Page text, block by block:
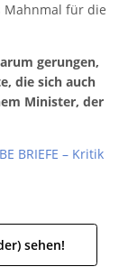
Mahnmal für die
gerungen,
die sich auch
Minister, der
BRIEFE – Kritik
sehen!